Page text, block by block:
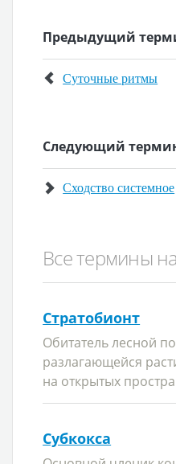
Предыдущий
Суточные ритмы
Следующий
Сходство системное
Все термины на
Стратобионт
Обитатель лесной
разлагающейся
на открытых
Субкокса